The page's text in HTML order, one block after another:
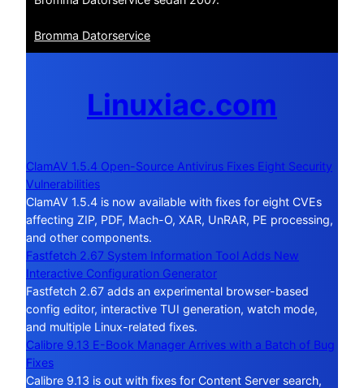
Bromma Datorservice
Linuxiac.com
ClamAV 1.5.4 Open-Source Antivirus Fixes Eight Security
Vulnerabilities
ClamAV 1.5.4 is now available with fixes for eight CVEs
affecting ZIP, PDF, Mach-O, XAR, UnRAR, PE processing,
and other components.
Fastfetch 2.67 System Information Tool Adds New
Interactive Configuration Generator
Fastfetch 2.67 adds an experimental browser-based
config editor, interactive TUI generation, watch mode,
and multiple Linux-related fixes.
Calibre 9.13 E-Book Manager Arrives with a Batch of Bug
Fixes
Calibre 9.13 is out with fixes for Content Server search,